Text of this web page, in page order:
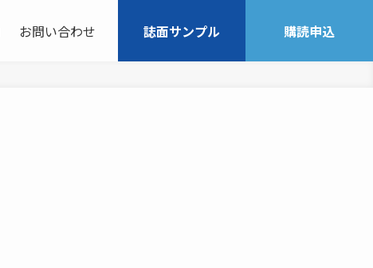
お問い合わせ 誌面サンプル 購読申込